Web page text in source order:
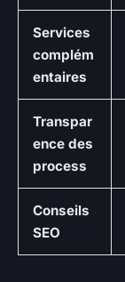
Services
complém
entaires
Transpar
ence des
process
Conseils
SEO